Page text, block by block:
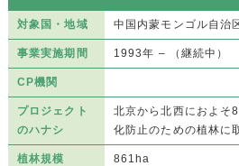
対象国・地域 中国内蒙モンゴル自治
事業実施期間 1993年 – （継続中）
CP機関
プロジェクト
のハナシ
北京から北西におよそ
化防止のための植林に
植林規模 861ha